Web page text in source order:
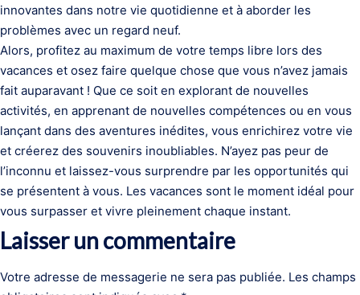
innovantes dans notre vie quotidienne et à aborder les
problèmes avec un regard neuf.
Alors, profitez au maximum de votre temps libre lors des
vacances et osez faire quelque chose que vous n’avez jamais
fait auparavant ! Que ce soit en explorant de nouvelles
activités, en apprenant de nouvelles compétences ou en vous
lançant dans des aventures inédites, vous enrichirez votre vie
et créerez des souvenirs inoubliables. N’ayez pas peur de
l’inconnu et laissez-vous surprendre par les opportunités qui
se présentent à vous. Les vacances sont le moment idéal pour
vous surpasser et vivre pleinement chaque instant.
Laisser un commentaire
Votre adresse de messagerie ne sera pas publiée. Les champs